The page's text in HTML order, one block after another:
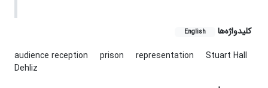
کلیدواژه‌ها English
audience reception prison representation
Stuart Hall
Dehliz